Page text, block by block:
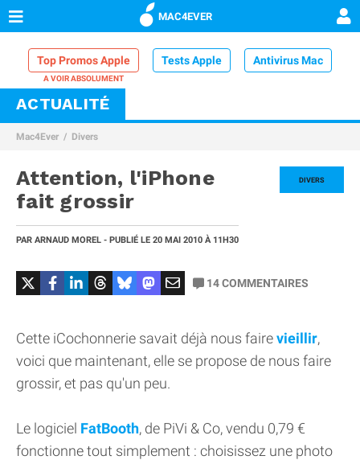
MAC4EVER
Top Promos Apple Tests Apple Antivirus Mac
VPN Mac
Comparatif iPhone
ACTUALITÉ
Mac4Ever Divers
DIVERS
Attention, l'iPhone
fait grossir
PAR ARNAUD MOREL - PUBLIÉ LE 20 MAI 2010 À 11H30
14COMMENTAIRES
Cette iCochonnerie savait déjà nous fairevieillir,
voici que maintenant, elle se propose de nous faire
grossir, et pas qu'un peu.
Le logiciel FatBooth, de PiVi & Co, vendu 0,79 €
fonctionne tout simplement : choisissez une photo